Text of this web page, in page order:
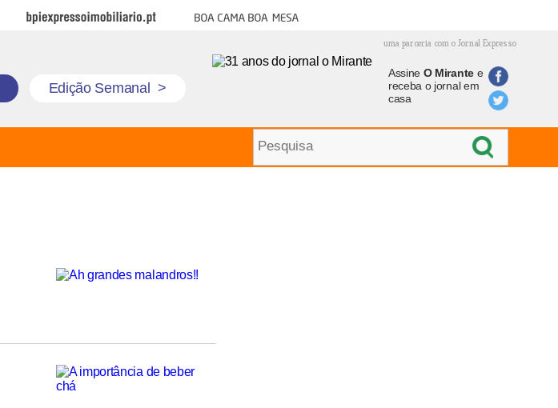
BPI Expresso Imobiliário Boa cama boa mesa
uma parceria com o Jornal Expresso
Edição Semanal >
Assine O Mirantee
receba o jornal em
casa